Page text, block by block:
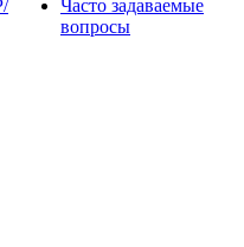
Часто задаваемые
вопросы